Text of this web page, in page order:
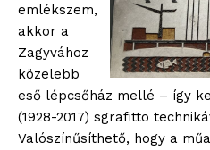
emlékszem,
akkor a
Zagyvához
közelebb
eső lépcsőház mellé – így
(1928-2017) sgrafitto
Valószínűsíthető, hogy a